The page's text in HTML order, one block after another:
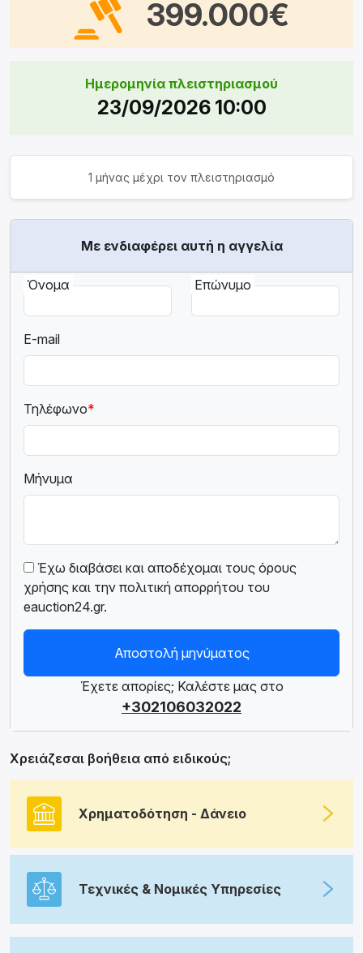
399.000€
Ημερομηνία πλειστηριασμού
23/09/2026 10:00
1 μήνας μέχρι τον πλειστηριασμό
Με ενδιαφέρει αυτή η αγγελία
Όνομα Επώνυμο
E-mail
Τηλέφωνο*
Μήνυμα
Έχω διαβάσει και αποδέχομαι τους όρους
χρήσης και την πολιτική απορρήτου του
eauction24.gr.
Αποστολή μηνύματος
Έχετε απορίες; Καλέστε μας στο
+302106032022
Χρειάζεσαι βοήθεια από ειδικούς;
Χρηματοδότηση - Δάνειο
Τεχνικές & Νομικές Υπηρεσίες